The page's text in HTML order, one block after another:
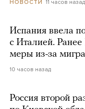
НОВОСТИ 11 часов назад
Испания ввела
с Италией.
меры из-за
10 часов назад
Россия второй